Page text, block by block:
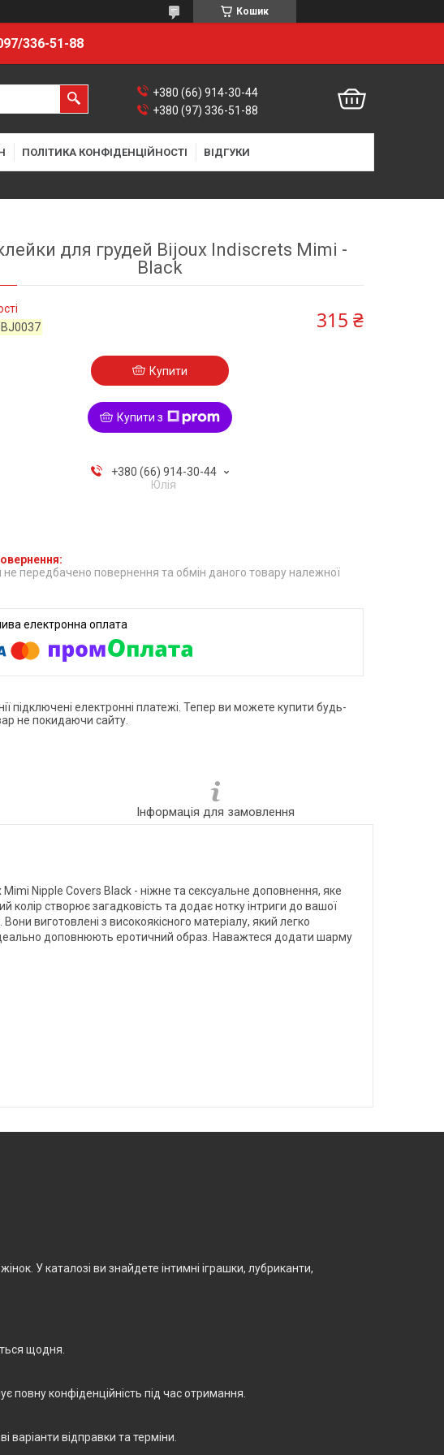
Кошик
336-51-88
+380 (66) 914-30-44
+380 (97) 336-51-88
ПОЛІТИКА КОНФІДЕНЦІЙНОСТІ ВІДГУКИ
для грудей Bijoux Indiscrets Mimi -
Black
315 ₴
Купити
Купити з
+380 (66) 914-30-44
Юлія
передбачено повернення та обмін даного товару належної
підключені електронні платежі. Тепер ви можете купити будь-
не покидаючи сайту.
Інформація для замовлення
Nipple Covers Black - ніжне та сексуальне доповнення, яке
колір створює загадковість та додає нотку інтриги до вашої
виготовлені з високоякісного матеріалу, який легко
доповнюють еротичний образ. Наважтеся додати шарму
У каталозі ви знайдете інтимні іграшки, лубриканти,
щодня.
повну конфіденційність під час отримання.
варіанти відправки та терміни.